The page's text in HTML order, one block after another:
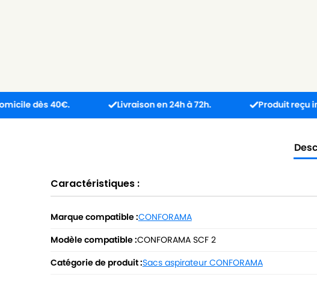
40€. Livraison en 24h à 72h. Produit reçu
Caractéristiques :
Marque compatible :CONFORAMA
Modèle compatible :CONFORAMA SCF 2
Catégorie de produit :Sacs aspirateur CONFORAMA